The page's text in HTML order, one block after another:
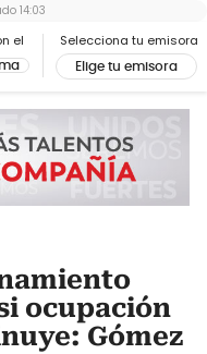
el Selecciona tu emisora
Elige tu emisora
14:03
ocupación
Gómez